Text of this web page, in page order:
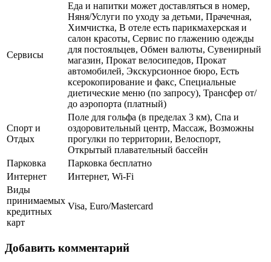
Сервисы
Еда и напитки может доставляться в номер,
Няня/Услуги по уходу за детьми, Прачечная,
Химчистка, В отеле есть парикмахерская и
салон красоты, Сервис по глажению одежды
для постояльцев, Обмен валюты, Сувенирный
магазин, Прокат велосипедов, Прокат
автомобилей, Экскурсионное бюро, Есть
ксерокопирование и факс, Специальные
диетические меню (по запросу), Трансфер от/
до аэропорта (платный)
Спорт и
Отдых
Поле для гольфа (в пределах 3 км), Спа и
оздоровительный центр, Массаж, Возможны
прогулки по территории, Велоспорт,
Открытый плавательный бассейн
Парковка
Парковка бесплатно
Интернет
Интернет, Wi-Fi
Виды
принимаемых
кредитных
карт
Visa, Euro/Mastercard
Добавить комментарий